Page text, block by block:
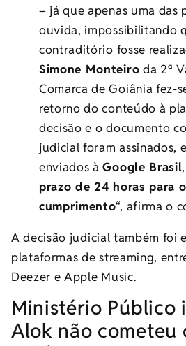
– já que apenas uma das
ouvida, impossibilitando
contraditório fosse
Simone Monteiro da 2ª
Comarca de Goiânia fez-
retorno do conteúdo à
decisão e o documento
judicial foram assinados,
enviados àGoogle Brasil
prazo de 24 horas para o
cumprimento“, afirma o
A decisão judicial também foi
plataformas de streaming,
Deezer e Apple Music.
Ministério Público
Alok não cometeu